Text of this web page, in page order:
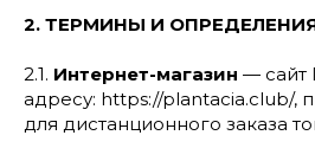
2. ТЕРМИНЫ И
2.1. Интернет-магазин — сайт
адресу: https://plantacia.club/,
для дистанционного заказа